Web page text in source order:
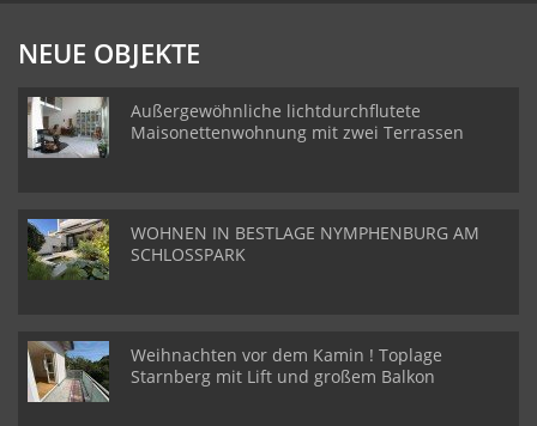
NEUE OBJEKTE
Außergewöhnliche lichtdurchflutete
Maisonettenwohnung mit zwei Terrassen
WOHNEN IN BESTLAGE NYMPHENBURG AM
SCHLOSSPARK
Weihnachten vor dem Kamin ! Toplage
Starnberg mit Lift und großem Balkon